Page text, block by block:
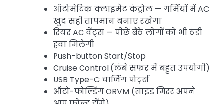
ऑटोमेटिक क्लाइमेट कंट्रोल — गर्मियों में AC
खुद सही तापमान बनाए रखेगा
रियर AC वेंट्स — पीछे बैठे लोगों को भी ठंडी
हवा मिलेगी
Push-button Start/Stop
Cruise Control (लंबे सफर में बहुत उपयोगी)
USB Type-C चार्जिंग पोर्ट्स
ऑटो-फोल्डिंग ORVM (साइड मिरर अपने